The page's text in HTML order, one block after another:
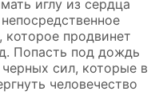
иглу из сердца
которое продвинет
Попасть под дождь
сил, которые в
человечество